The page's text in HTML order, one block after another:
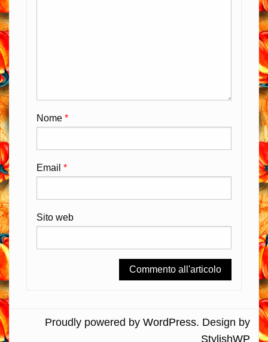
Nome *
Email *
Sito web
Proudly powered by WordPress. Design by
StylishWP